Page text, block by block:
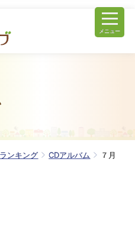
メニュー
ンキング CDアルバム
７月